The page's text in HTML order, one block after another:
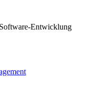
Entwicklung